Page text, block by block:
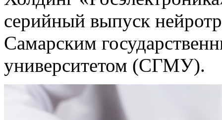
серийный выпуск
Самарским
университетом (СГМУ).